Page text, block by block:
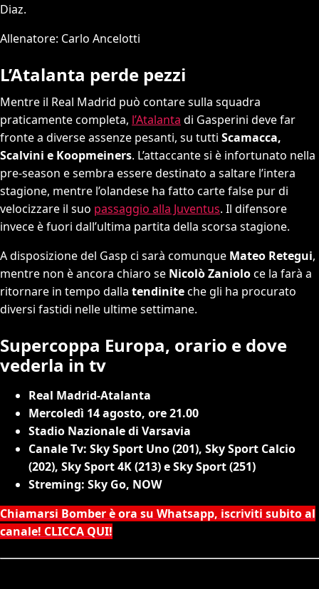
Diaz.
Allenatore: Carlo Ancelotti
L’Atalanta perde pezzi
Mentre il Real Madrid può contare sulla squadra
praticamente completa, l’Atalanta di Gasperini deve far
fronte a diverse assenze pesanti, su tutti Scamacca,
Scalvini e Koopmeiners. L’attaccante si è infortunato nella
pre-season e sembra essere destinato a saltare l’intera
stagione, mentre l’olandese ha fatto carte false pur di
velocizzare il suo passaggio alla Juventus. Il difensore
invece è fuori dall’ultima partita della scorsa stagione.
A disposizione del Gasp ci sarà comunque Mateo Retegui,
mentre non è ancora chiaro se Nicolò Zanioloce la farà a
ritornare in tempo dalla tendiniteche gli ha procurato
diversi fastidi nelle ultime settimane.
Supercoppa Europa, orario e dove
vederla in tv
Real Madrid-Atalanta
Mercoledì 14 agosto, ore 21.00
Stadio Nazionale di Varsavia
Canale Tv: Sky Sport Uno (201), Sky Sport Calcio
(202), Sky Sport 4K (213) e Sky Sport (251)
Streming: Sky Go, NOW
Chiamarsi Bomber è ora su Whatsapp, iscriviti subito al
canale! CLICCA QUI!